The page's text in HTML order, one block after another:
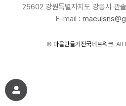
25602 강원특별자치도 강릉시 관
E-mail :
© 마을만들기전국네트워크. All